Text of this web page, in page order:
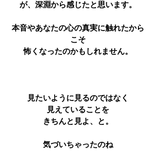
が、深淵から感じたと思います。
本音やあなたの心の真実に触れたから
こそ
怖くなったのかもしれません。
見たいように見るのではなく
見えていることを
きちんと見よ、と。
気づいちゃったのね